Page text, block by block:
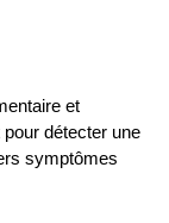
et
pour détecter une
symptômes